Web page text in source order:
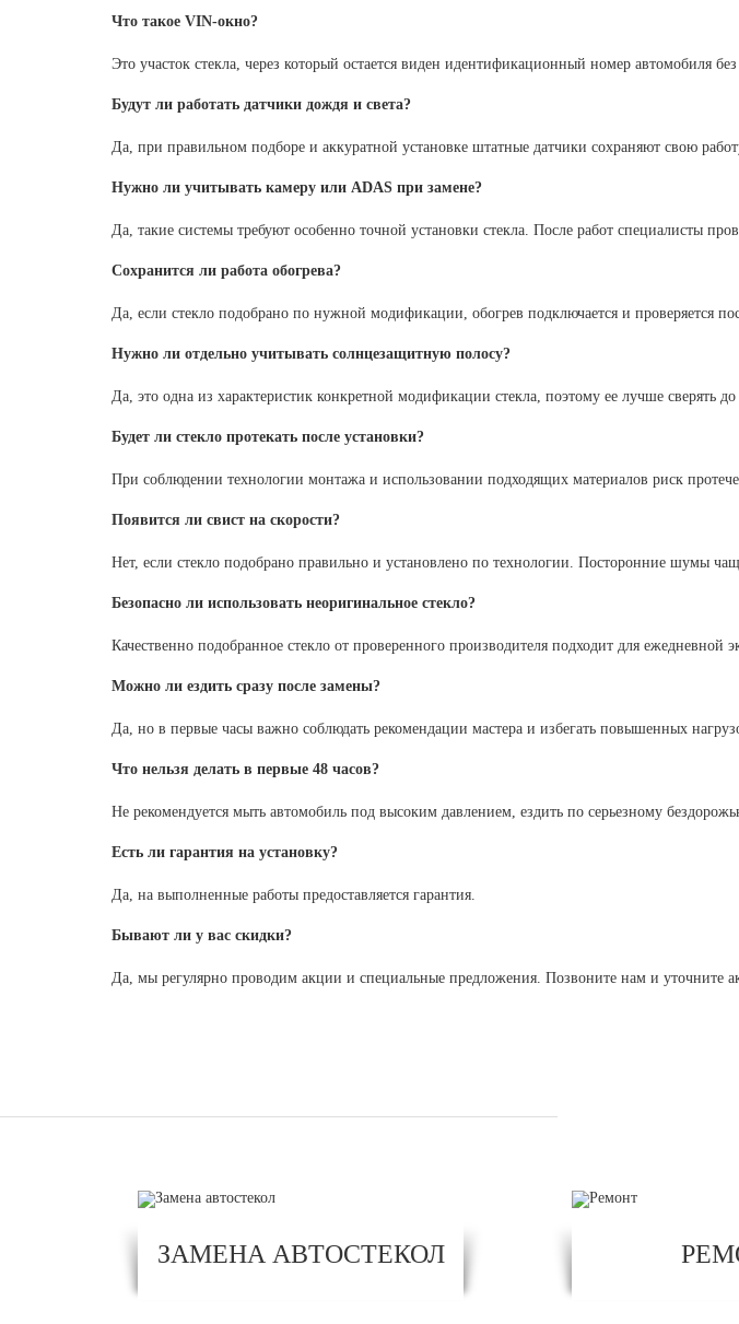
Что такое VIN-окно?
Это участок стекла, через который остается виден идентификационный номер автомобиля
Будут ли работать датчики дождя и света?
Да, при правильном подборе и аккуратной установке штатные датчики сохраняют свою
Нужно ли учитывать камеру или ADAS при замене?
Да, такие системы требуют особенно точной установки стекла. После работ специалисты
Сохранится ли работа обогрева?
Да, если стекло подобрано по нужной модификации, обогрев подключается и проверяется
Нужно ли отдельно учитывать солнцезащитную полосу?
Да, это одна из характеристик конкретной модификации стекла, поэтому ее лучше сверять до
Будет ли стекло протекать после установки?
При соблюдении технологии монтажа и использовании подходящих материалов риск
Появится ли свист на скорости?
Нет, если стекло подобрано правильно и установлено по технологии. Посторонние шумы
Безопасно ли использовать неоригинальное стекло?
Качественно подобранное стекло от проверенного производителя подходит для
Можно ли ездить сразу после замены?
Да, но в первые часы важно соблюдать рекомендации мастера и избегать повышенных
Что нельзя делать в первые 48 часов?
Не рекомендуется мыть автомобиль под высоким давлением, ездить по серьезному
Есть ли гарантия на установку?
Да, на выполненные работы предоставляется гарантия.
Бывают ли у вас скидки?
Да, мы регулярно проводим акции и специальные предложения. Позвоните нам и уточните
ЗАМЕНА АВТОСТЕКОЛ